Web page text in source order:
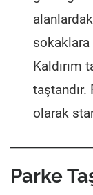
sokaklara
Kaldırım
taştandır.
olarak
Parke